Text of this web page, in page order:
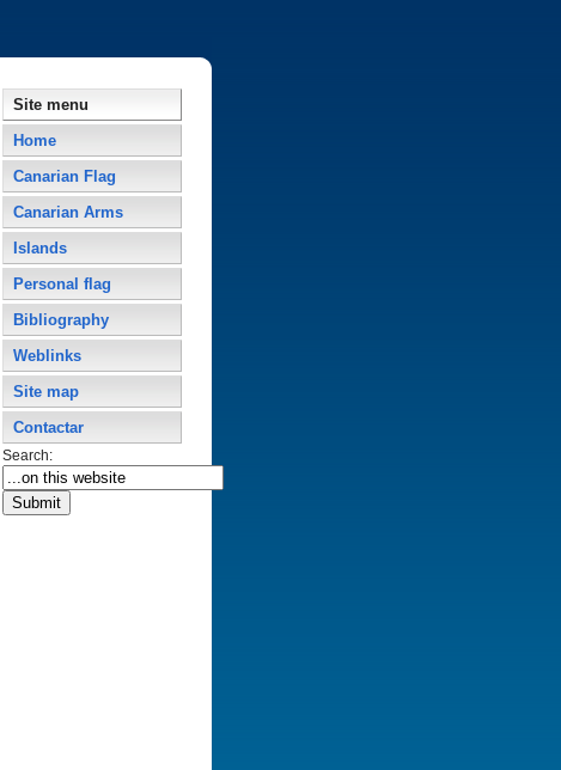
Site menu
Home
Canarian Flag
Canarian Arms
Islands
Personal flag
Bibliography
Weblinks
Site map
Contactar
Search: